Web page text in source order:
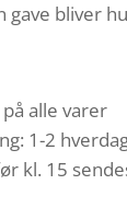
gave bliver
alle varer
1-2
kl. 15